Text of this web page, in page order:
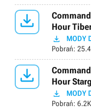

Hour
 MODY
Pobrań:

Hour
 MODY
Pobrań: 6.2K